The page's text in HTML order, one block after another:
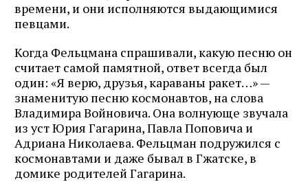
времени, и они исполняются выдающимися
певцами.
Когда Фельцмана спрашивали, какую песню он
считает самой памятной, ответ всегда был
один: «Я верю, друзья, караваны ракет…» —
знаменитую песню космонавтов, на слова
Владимира Войновича. Она волнующе звучала
из уст Юрия Гагарина, Павла Поповича и
Адриана Николаева. Фельцман подружился с
космонавтами и даже бывал в Гжатске, в
домике родителей Гагарина.
Подписаться